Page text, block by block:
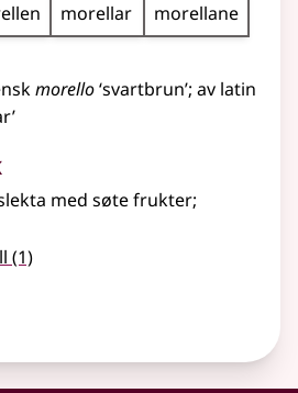
morellar morellane
morello‘svartbrun’; av latin
med søte frukter;
(1)